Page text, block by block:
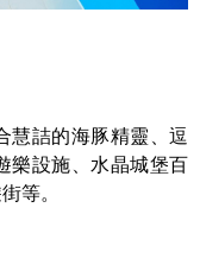
慧詰的海豚精靈、逗
樂設施、水晶城堡百
等。